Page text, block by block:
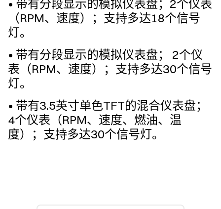
• 带有分段显示的模拟仪表盘；2个仪表
（RPM、速度）；支持多达18个信号
灯。
• 带有分段显示的模拟仪表盘； 2个仪
表（RPM、速度）；支持多达30个信号
灯。
• 带有3.5英寸单色TFT的混合仪表盘；
4个仪表（RPM、速度、燃油、温
度）；支持多达30个信号灯。